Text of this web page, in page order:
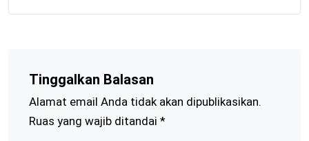
Tinggalkan Balasan
Alamat email Anda tidak akan dipublikasikan.
Ruas yang wajib ditandai *